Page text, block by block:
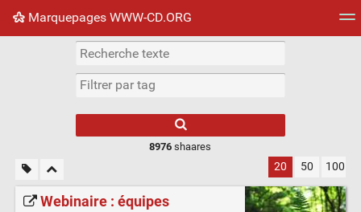
Marquepages WWW-CD.ORG
Nuage de tags Mur d'images
8976 shaares
20 50 100
Webinaire : équipes